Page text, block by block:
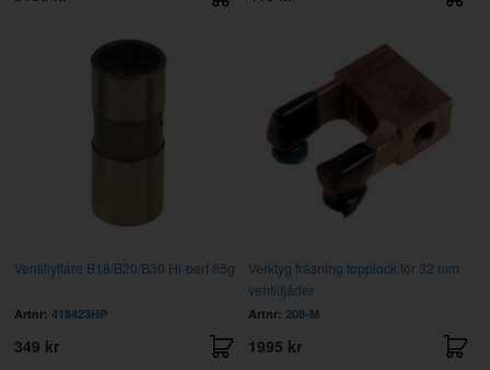
Ventillyftare B18/B20/B30 Hi-perf 85g
Artnr: 418423HP
349 kr
Verktyg fräsning topplock för 32 mm
ventilfjäder
Artnr: 208-M
1995 kr